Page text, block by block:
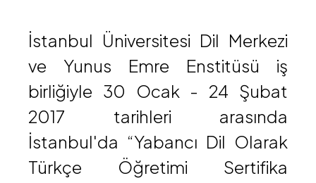
İstanbul Üniversitesi Dil Merkezi
ve Yunus Emre Enstitüsü iş
birliğiyle 30 Ocak - 24 Şubat
2017 tarihleri arasında
İstanbul'da “Yabancı Dil Olarak
Türkçe Öğretimi Sertifika